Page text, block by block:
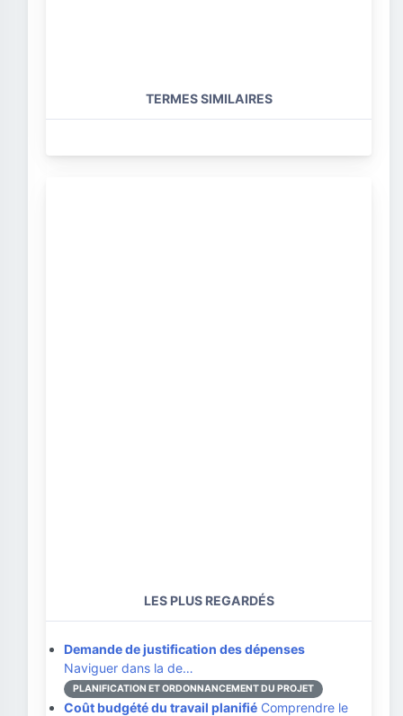
TERMES SIMILAIRES
LES PLUS REGARDÉS
Demande de justification des dépenses
Naviguer dans la de…
PLANIFICATION ET ORDONNANCEMENT DU PROJET
Coût budgété du travail planifié Comprendre le